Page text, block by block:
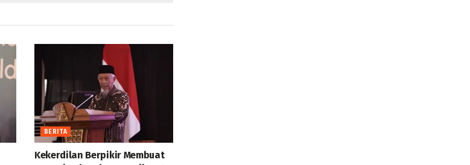
BERITA
Kekerdilan Berpikir Membuat